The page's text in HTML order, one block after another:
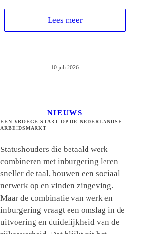
Lees meer
10 juli 2026
NIEUWS
EEN VROEGE START OP DE NEDERLANDSE
ARBEIDSMARKT
Statushouders die betaald werk
combineren met inburgering leren
sneller de taal, bouwen een sociaal
netwerk op en vinden zingeving.
Maar de combinatie van werk en
inburgering vraagt een omslag in de
uitvoering en duidelijkheid van de